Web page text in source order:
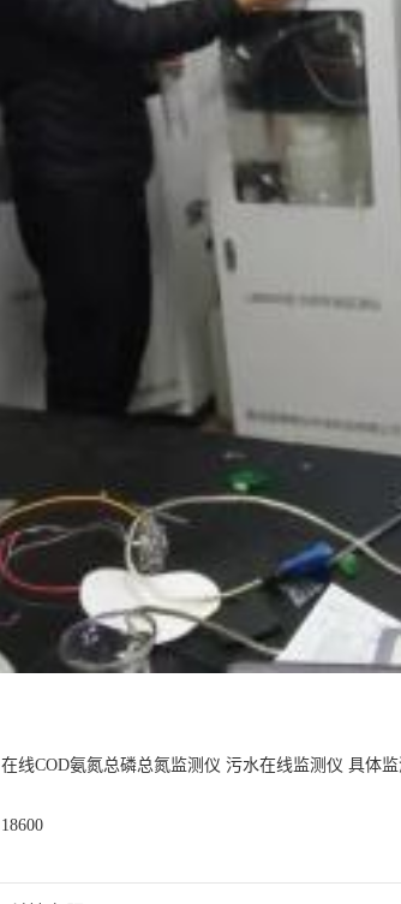
在线COD氨氮总磷总氮监测仪 污水在线监测仪 具体
18600